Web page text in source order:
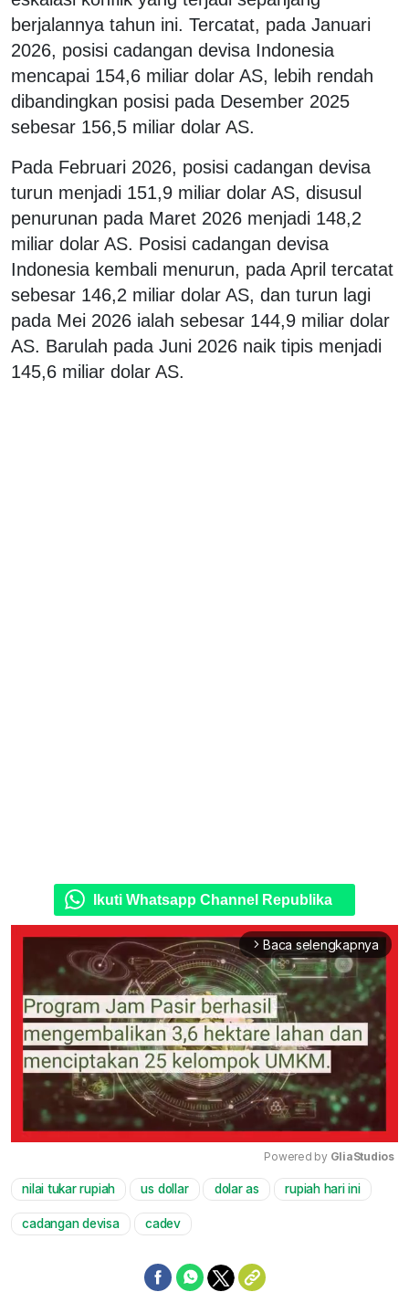
berjalannya tahun ini. Tercatat, pada Januari
2026, posisi cadangan devisa Indonesia
mencapai 154,6 miliar dolar AS, lebih rendah
dibandingkan posisi pada Desember 2025
sebesar 156,5 miliar dolar AS.
Pada Februari 2026, posisi cadangan devisa
turun menjadi 151,9 miliar dolar AS, disusul
penurunan pada Maret 2026 menjadi 148,2
miliar dolar AS. Posisi cadangan devisa
Indonesia kembali menurun, pada April tercatat
sebesar 146,2 miliar dolar AS, dan turun lagi
pada Mei 2026 ialah sebesar 144,9 miliar dolar
AS. Barulah pada Juni 2026 naik tipis menjadi
145,6 miliar dolar AS.
Ikuti Whatsapp Channel Republika
arrow_forward_ios Baca selengkapnya
Mute
Powered by GliaStudios
nilai tukar rupiah us dollar dolar as rupiah hari ini
cadangan devisa cadev